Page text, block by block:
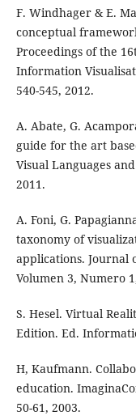
F. Windhager & E.
conceptual
Proceedings of the
Information
540-545, 2012.
A. Abate, G.
guide for the art
Visual Languages
2011.
A. Foni, G.
taxonomy of
applications. Journal
Volumen 3, Numero
S. Hesel. Virtual
Edition. Ed.
H, Kaufmann.
education.
50-61, 2003.